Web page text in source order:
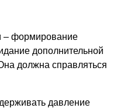
– формирование
дополнительной
должна справляться
давление